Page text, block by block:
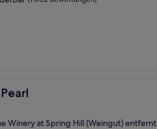
Winery at Spring Hill (Weingut) entfernt